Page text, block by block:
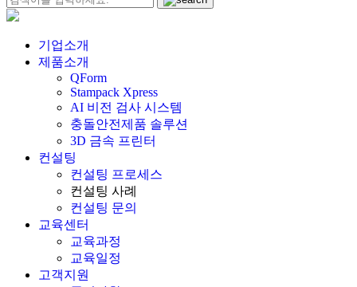
기업소개
제품소개
QForm
Stampack Xpress
AI 비전 검사 시스템
충돌안전제품 솔루션
3D 금속 프린터
컨설팅
컨설팅 프로세스
컨설팅 사례
컨설팅 문의
교육센터
교육과정
교육일정
고객지원